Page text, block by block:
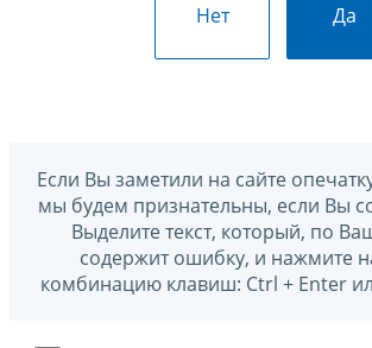
Нет Да
Если Вы заметили на сайте
мы будем признательны, если Вы
Выделите текст, который, по
содержит ошибку, и нажмите
комбинацию клавиш: Ctrl + Enter